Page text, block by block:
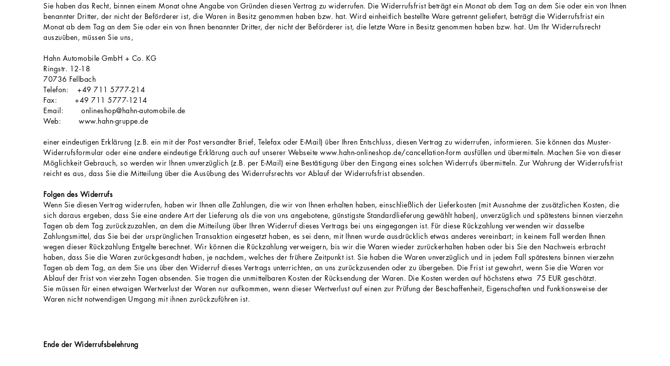
Sie haben das Recht, binnen einem Monat ohne Angabe von Gründen diesen Vertrag zu widerrufen. Die Widerrufsfrist beträgt ein Monat ab dem Tag an dem Sie oder ein von Ihnen
benannter Dritter, der nicht der Beförderer ist, die Waren in Besitz genommen haben bzw. hat. Wird einheitlich bestellte Ware getrennt geliefert, beträgt die Widerrufsfrist ein
Monat ab dem Tag an dem Sie oder ein von Ihnen benannter Dritter, der nicht der Beförderer ist, die letzte Ware in Besitz genommen haben bzw. hat. Um Ihr Widerrufsrecht
auszuüben, müssen Sie uns,
Hahn Automobile GmbH + Co. KG
Ringstr. 12-18
70736 Fellbach
Telefon: +49 711 5777-214
Fax: +49 711 5777-1214
Email: onlineshop@hahn-automobile.de
Web: www.hahn-gruppe.de
einer eindeutigen Erklärung (z.B. ein mit der Post versandter Brief, Telefax oder E-Mail) über Ihren Entschluss, diesen Vertrag zu widerrufen, informieren. Sie können das Muster-
Widerrufsformular oder eine andere eindeutige Erklärung auch auf unserer Webseite www.hahn-onlineshop.de/cancellation-form ausfüllen und übermitteln. Machen Sie von dieser
Möglichkeit Gebrauch, so werden wir Ihnen unverzüglich (z.B. per E-Mail) eine Bestätigung über den Eingang eines solchen Widerrufs übermitteln. Zur Wahrung der Widerrufsfrist
reicht es aus, dass Sie die Mitteilung über die Ausübung des Widerrufsrechts vor Ablauf der Widerrufsfrist absenden.
Folgen des Widerrufs
Wenn Sie diesen Vertrag widerrufen, haben wir Ihnen alle Zahlungen, die wir von Ihnen erhalten haben, einschließlich der Lieferkosten (mit Ausnahme der zusätzlichen Kosten, die
sich daraus ergeben, dass Sie eine andere Art der Lieferung als die von uns angebotene, günstigste Standardlieferung gewählt haben), unverzüglich und spätestens binnen vierzehn
Tagen ab dem Tag zurückzuzahlen, an dem die Mitteilung über Ihren Widerruf dieses Vertrags bei uns eingegangen ist. Für diese Rückzahlung verwenden wir dasselbe
Zahlungsmittel, das Sie bei der ursprünglichen Transaktion eingesetzt haben, es sei denn, mit Ihnen wurde ausdrücklich etwas anderes vereinbart; in keinem Fall werden Ihnen
wegen dieser Rückzahlung Entgelte berechnet. Wir können die Rückzahlung verweigern, bis wir die Waren wieder zurückerhalten haben oder bis Sie den Nachweis erbracht
haben, dass Sie die Waren zurückgesandt haben, je nachdem, welches der frühere Zeitpunkt ist. Sie haben die Waren unverzüglich und in jedem Fall spätestens binnen vierzehn
Tagen ab dem Tag, an dem Sie uns über den Widerruf dieses Vertrags unterrichten, an uns zurückzusenden oder zu übergeben. Die Frist ist gewahrt, wenn Sie die Waren vor
Ablauf der Frist von vierzehn Tagen absenden. Sie tragen die unmittelbaren Kosten der Rücksendung der Waren. Die Kosten werden auf höchstens etwa 75 EUR geschätzt.
Sie müssen für einen etwaigen Wertverlust der Waren nur aufkommen, wenn dieser Wertverlust auf einen zur Prüfung der Beschaffenheit, Eigenschaften und Funktionsweise der
Waren nicht notwendigen Umgang mit ihnen zurückzuführen ist.
Ende der Widerrufsbelehrung